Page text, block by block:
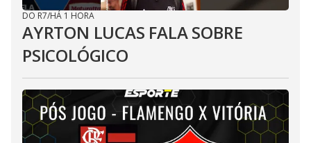
DO R7/HÁ 1 HORA
AYRTON LUCAS FALA SOBRE
PSICOLÓGICO